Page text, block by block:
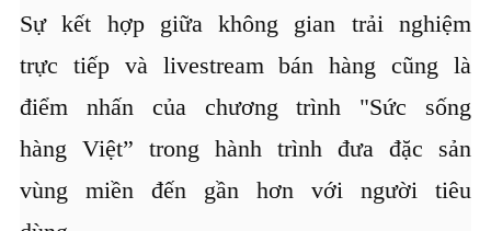
Sự kết hợp giữa không gian trải nghiệm
trực tiếp và livestream bán hàng cũng là
điểm nhấn của chương trình "Sức sống
hàng Việt” trong hành trình đưa đặc sản
vùng miền đến gần hơn với người tiêu